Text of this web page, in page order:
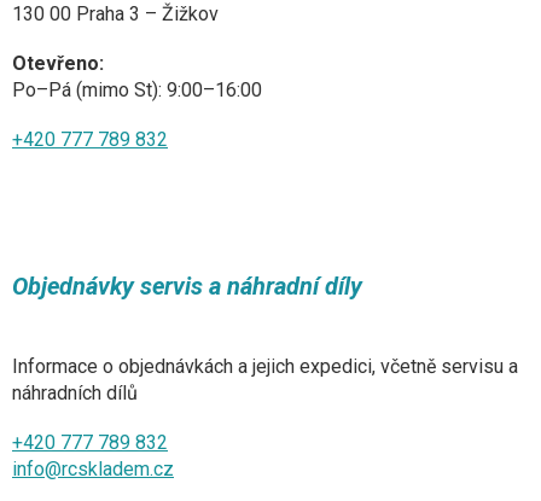
130 00 Praha 3 – Žižkov
Otevřeno:
Po–Pá (mimo St): 9:00–16:00
+420 777 789 832
Objednávky servis a náhradní díly
Informace o objednávkách a jejich expedici, včetně servisu a
náhradních dílů
+420 777 789 832
info@rcskladem.cz